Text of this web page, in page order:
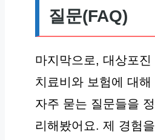
질문(FAQ)
마지막으로, 대상포진
치료비와 보험에 대해
자주 묻는 질문들을 정
리해봤어요. 제 경험을